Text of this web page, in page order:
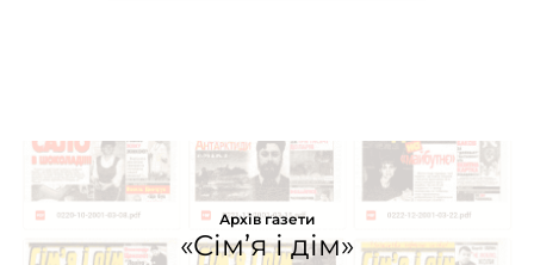
Архів газети
«Сім’я і дім»